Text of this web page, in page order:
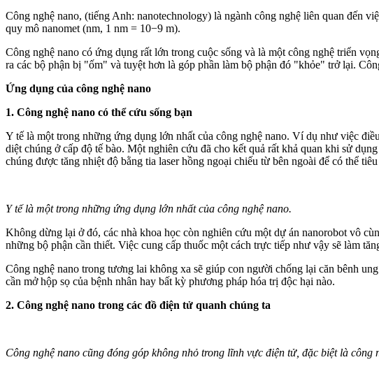
Công nghệ nano, (tiếng Anh: nanotechnology) là ngành công nghệ liên quan đến
quy mô nanomet (nm, 1 nm = 10−9 m).
Công nghệ nano có ứng dụng rất lớn trong cuộc sống và là một công nghệ triển
ra các bộ phận bị "ốm" và tuyệt hơn là góp phần làm bộ phận đó "khỏe" trở lại.
Ứng dụng của công nghệ nano
1. Công nghệ nano có thể cứu sống bạn
Y tế là một trong những ứng dụng lớn nhất của công nghệ nano. Ví dụ như việc
diệt chúng ở cấp độ tế bào. Một nghiên cứu đã cho kết quả rất khả quan khi sử
chúng được tăng nhiệt độ bằng tia laser hồng ngoại chiếu từ bên ngoài để có thể
Y tế là một trong những ứng dụng lớn nhất của công nghệ nano.
Không dừng lại ở đó, các nhà khoa học còn nghiên cứu một dự án nanorobot vô
những bộ phận cần thiết. Việc cung cấp thuốc một cách trực tiếp như vậy sẽ làm
Công nghệ nano trong tương lai không xa sẽ giúp con người chống lại căn bênh
cần mở hộp sọ của bệnh nhân hay bất kỳ phương pháp hóa trị độc hại nào.
2. Công nghệ nano trong các đồ điện tử quanh chúng ta
Công nghệ nano cũng đóng góp không nhỏ trong lĩnh vực điện tử, đặc biệt là công